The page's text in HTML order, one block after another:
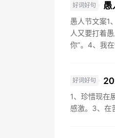
好词好句 愚
愚人节文案1
人又要打着
你”。4、我
好词好句
1、珍惜现在
感激。3、在